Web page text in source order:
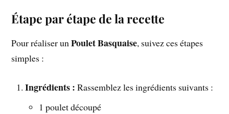
Étape par étape de la recette
Pour réaliser unPoulet Basquaise, suivez ces étapes
simples :
Ingrédients : Rassemblez les ingrédients suivants :
1 poulet découpé